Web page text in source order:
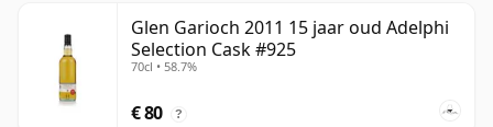
Glen Garioch 2011 15 jaar oud Adelphi
Selection Cask #925
70cl • 58.7%
€ 80 ?